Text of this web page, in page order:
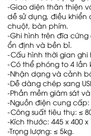
-Giao diện thân thiện
dễ sử dụng, điều
chuột, bàn phím.
-Ghi hình trên đĩa
ổn định và bền bỉ.
-Cấu hình thời gian ghi
-Có thể phóng to 4 lần
-Nhận dạng và cảnh
-Dễ dàng chép sang
-Phần mềm giám sát
-Nguồn điện cung cấp:
-Công suất tiêu thụ: ≤
-Kích thước: 445 x 400 x
-Trọng lượng: ≤ 5kg.